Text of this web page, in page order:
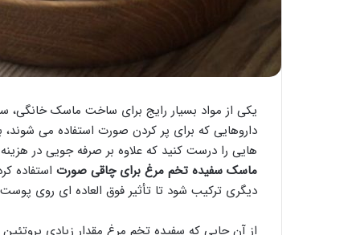
یکی از مواد بسیار رایج برای ساخت ماسک
داروهایی که برای پر کردن صورت استفاده می
هایی را درست کنید که علاوه بر صرفه جویی در
ماسک سفیده تخم مرغ برای چاقی صورت استفاده
دیگری ترکیب شود تا تأثیر فوق العاده ای روی پوست
از آن جایی که سفیده تخم مرغ مقدار زیادی